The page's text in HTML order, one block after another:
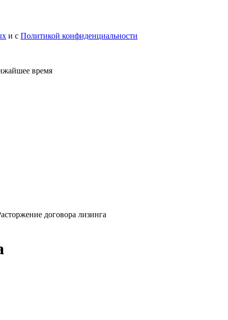
и с Политикой конфиденциальности
время
договора лизинга